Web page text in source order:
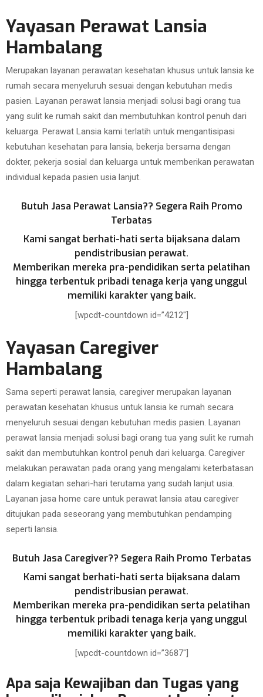
Yayasan Perawat Lansia
Hambalang
Merupakan layanan perawatan kesehatan khusus untuk lansia ke
rumah secara menyeluruh sesuai dengan kebutuhan medis
pasien. Layanan perawat lansia menjadi solusi bagi orang tua
yang sulit ke rumah sakit dan membutuhkan kontrol penuh dari
keluarga. Perawat Lansia kami terlatih untuk mengantisipasi
kebutuhan kesehatan para lansia, bekerja bersama dengan
dokter, pekerja sosial dan keluarga untuk memberikan perawatan
individual kepada pasien usia lanjut.
Butuh Jasa Perawat Lansia?? Segera Raih Promo
Terbatas
Kami sangat berhati-hati serta bijaksana dalam
pendistribusian perawat.
Memberikan mereka pra-pendidikan serta pelatihan
hingga terbentuk pribadi tenaga kerja yang unggul
memiliki karakter yang baik.
[wpcdt-countdown id=”4212″]
Yayasan Caregiver
Hambalang
Sama seperti perawat lansia, caregiver merupakan layanan
perawatan kesehatan khusus untuk lansia ke rumah secara
menyeluruh sesuai dengan kebutuhan medis pasien. Layanan
perawat lansia menjadi solusi bagi orang tua yang sulit ke rumah
sakit dan membutuhkan kontrol penuh dari keluarga. Caregiver
melakukan perawatan pada orang yang mengalami keterbatasan
dalam kegiatan sehari-hari terutama yang sudah lanjut usia.
Layanan jasa home care untuk perawat lansia atau caregiver
ditujukan pada seseorang yang membutuhkan pendamping
seperti lansia.
Butuh Jasa Caregiver?? Segera Raih Promo Terbatas
Kami sangat berhati-hati serta bijaksana dalam
pendistribusian perawat.
Memberikan mereka pra-pendidikan serta pelatihan
hingga terbentuk pribadi tenaga kerja yang unggul
memiliki karakter yang baik.
[wpcdt-countdown id=”3687″]
Apa saja Kewajiban dan Tugas yang